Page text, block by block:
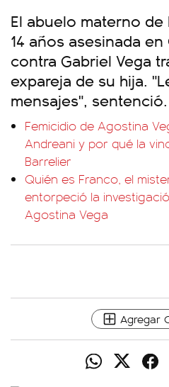
El abuelo materno
14 años asesinada
contra Gabriel Vega
expareja de su hija.
mensajes", sentenció.
Femicidio de Agostina
Andreani y por qué la
Barrelier
Quién es Franco, el
entorpeció la
Agostina Vega
Agregar